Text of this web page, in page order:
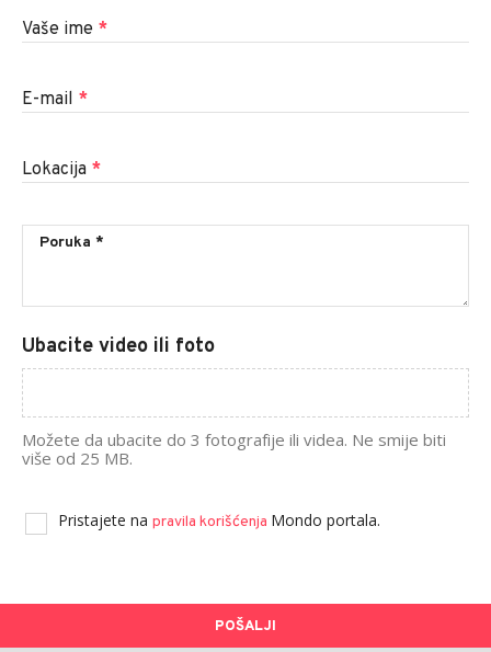
Vaše ime *
E-mail *
Lokacija *
Ubacite video ili foto
Možete da ubacite do 3 fotografije ili videa. Ne smije biti
više od 25 MB.
Pristajete na pravila korišćenja Mondo portala.
POŠALJI